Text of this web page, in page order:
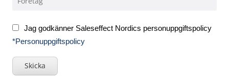
Jag godkänner Saleseffect Nordics personuppgiftspolicy
*Personuppgiftspolicy
Skicka